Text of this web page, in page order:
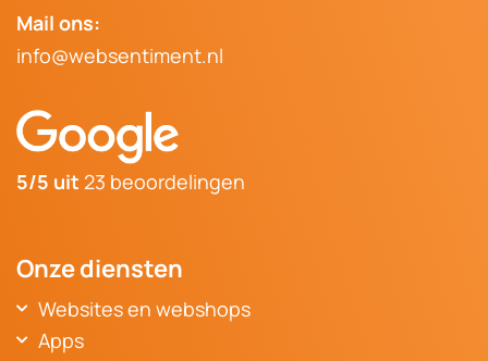
Mail ons:
info@websentiment.nl
5/5 uit 23 beoordelingen
Onze diensten
Websites en webshops
Websitebouwer Breda
Apps